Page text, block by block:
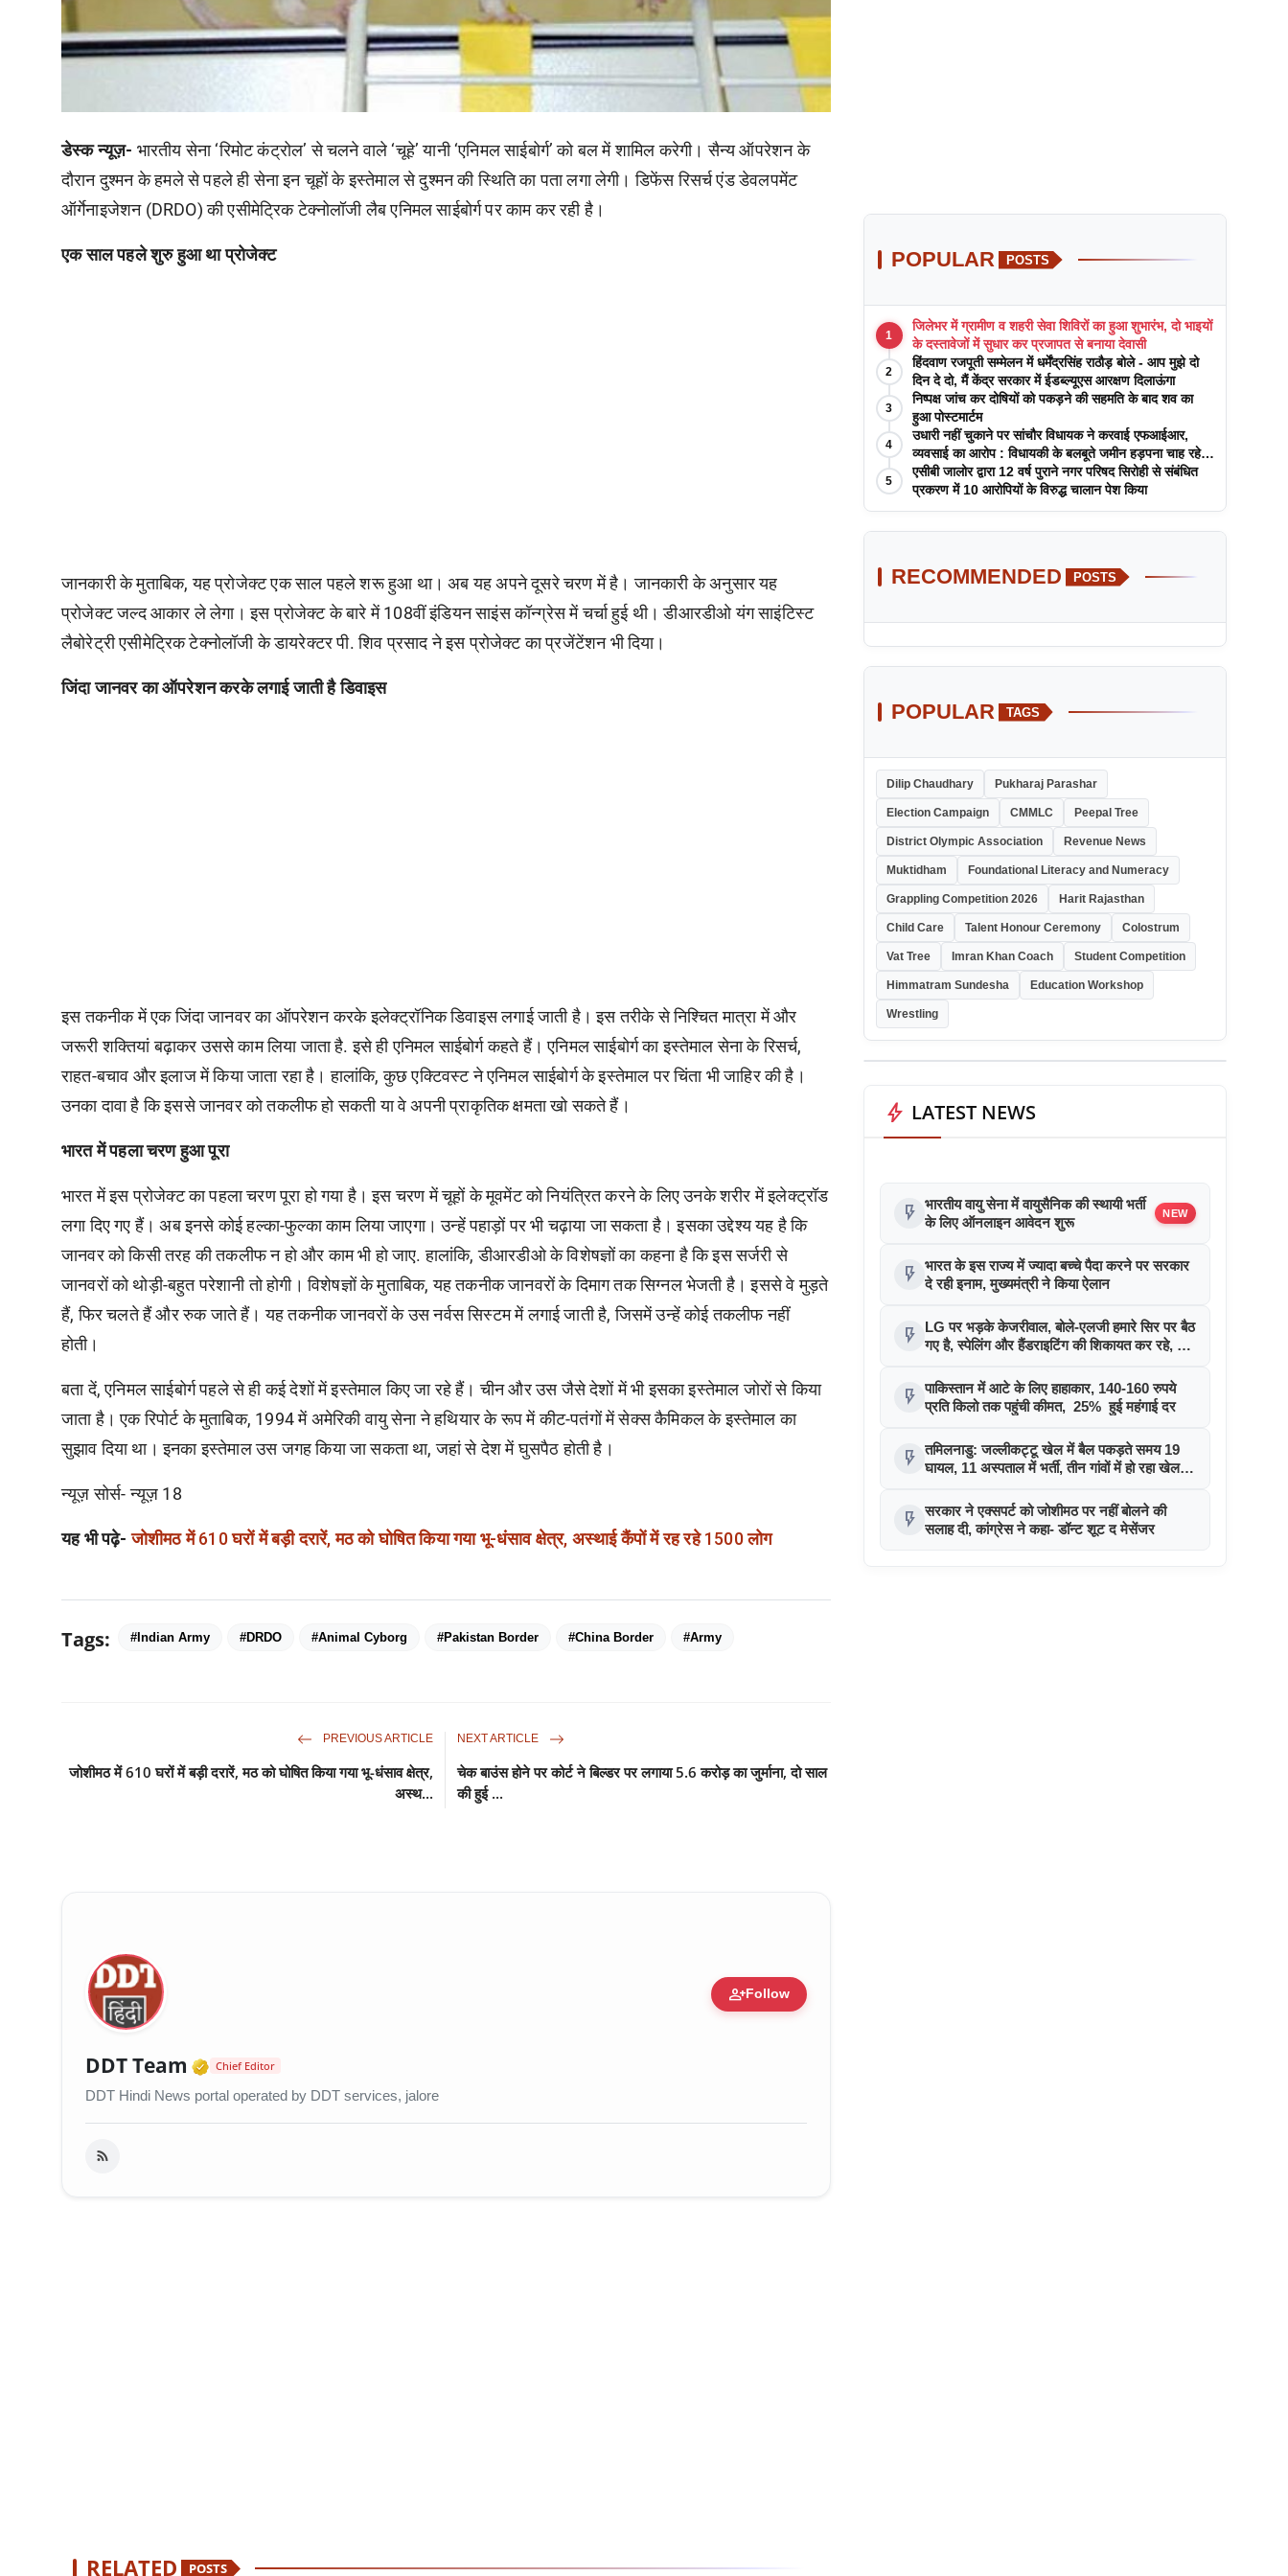
डेस्क न्यूज़- भारतीय सेना ‘रिमोट कंट्रोल’ से चलने वाले ‘चूहे’ यानी ‘एनिमल साईबोर्ग’ को बल में शामिल करेगी। सैन्य ऑपरेशन के
दौरान दुश्मन के हमले से पहले ही सेना इन चूहों के इस्तेमाल से दुश्मन की स्थिति का पता लगा लेगी। डिफेंस रिसर्च एंड डेवलपमेंट
ऑर्गेनाइजेशन (DRDO) की एसीमेट्रिक टेक्नोलॉजी लैब एनिमल साईबोर्ग पर काम कर रही है।
एक साल पहले शुरु हुआ था प्रोजेक्ट
जानकारी के मुताबिक, यह प्रोजेक्ट एक साल पहले शरू हुआ था। अब यह अपने दूसरे चरण में है। जानकारी के अनुसार यह
प्रोजेक्ट जल्द आकार ले लेगा। इस प्रोजेक्ट के बारे में 108वीं इंडियन साइंस कॉन्ग्रेस में चर्चा हुई थी। डीआरडीओ यंग साइंटिस्ट
लैबोरेट्री एसीमेट्रिक टेक्नोलॉजी के डायरेक्टर पी. शिव प्रसाद ने इस प्रोजेक्ट का प्रजेंटेंशन भी दिया।
जिंदा जानवर का ऑपरेशन करके लगाई जाती है डिवाइस
इस तकनीक में एक जिंदा जानवर का ऑपरेशन करके इलेक्ट्रॉनिक डिवाइस लगाई जाती है। इस तरीके से निश्चित मात्रा में और
जरूरी शक्तियां बढ़ाकर उससे काम लिया जाता है. इसे ही एनिमल साईबोर्ग कहते हैं। एनिमल साईबोर्ग का इस्तेमाल सेना के रिसर्च,
राहत-बचाव और इलाज में किया जाता रहा है। हालांकि, कुछ एक्टिवस्ट ने एनिमल साईबोर्ग के इस्तेमाल पर चिंता भी जाहिर की है।
उनका दावा है कि इससे जानवर को तकलीफ हो सकती या वे अपनी प्राकृतिक क्षमता खो सकते हैं।
भारत में पहला चरण हुआ पूरा
भारत में इस प्रोजेक्ट का पहला चरण पूरा हो गया है। इस चरण में चूहों के मूवमेंट को नियंत्रित करने के लिए उनके शरीर में इलेक्ट्रॉड
लगा दिए गए हैं। अब इनसे कोई हल्का-फुल्का काम लिया जाएगा। उन्हें पहाड़ों पर भी चढ़ाया जा सकता है। इसका उद्देश्य यह है कि
जानवर को किसी तरह की तकलीफ न हो और काम भी हो जाए. हालांकि, डीआरडीओ के विशेषज्ञों का कहना है कि इस सर्जरी से
जानवरों को थोड़ी-बहुत परेशानी तो होगी। विशेषज्ञों के मुताबिक, यह तकनीक जानवरों के दिमाग तक सिग्नल भेजती है। इससे वे मुड़ते
हैं, फिर चलते हैं और रुक जाते हैं। यह तकनीक जानवरों के उस नर्वस सिस्टम में लगाई जाती है, जिसमें उन्हें कोई तकलीफ नहीं
होती।
बता दें, एनिमल साईबोर्ग पहले से ही कई देशों में इस्तेमाल किए जा रहे हैं। चीन और उस जैसे देशों में भी इसका इस्तेमाल जोरों से किया
जाता है। एक रिपोर्ट के मुताबिक, 1994 में अमेरिकी वायु सेना ने हथियार के रूप में कीट-पतंगों में सेक्स कैमिकल के इस्तेमाल का
सुझाव दिया था। इनका इस्तेमाल उस जगह किया जा सकता था, जहां से देश में घुसपैठ होती है।
न्यूज़ सोर्स- न्यूज़ 18
यह भी पढ़े-जोशीमठ में 610 घरों में बड़ी दरारें, मठ को घोषित किया गया भू-धंसाव क्षेत्र, अस्थाई कैंपों में रह रहे 1500 लोग
Tags: #Indian Army #DRDO #Animal Cyborg #Pakistan Border #China Border #Army
PREVIOUS ARTICLE
जोशीमठ में 610 घरों में बड़ी दरारें, मठ को घोषित किया गया भू-धंसाव क्षेत्र,
अस्थ...
NEXT ARTICLE
चेक बाउंस होने पर कोर्ट ने बिल्डर पर लगाया 5.6 करोड़ का जुर्माना, दो साल
की हुई ...
person_addFollow
DDT Team Verified Media or Organization • 01 Aug, 2026
Chief Editor
DDT Hindi News portal operated by DDT services, jalore
RELATED POSTS
POPULAR POSTS
1
जिलेभर में ग्रामीण व शहरी सेवा शिविरों का हुआ शुभारंभ, दो भाइयों
के दस्तावेजों में सुधार कर प्रजापत से बनाया देवासी
2
हिंदवाण रजपूती सम्मेलन में धर्मेंद्रसिंह राठौड़ बोले - आप मुझे दो
दिन दे दो, मैं केंद्र सरकार में ईडब्ल्यूएस आरक्षण दिलाऊंगा
3
निष्पक्ष जांच कर दोषियों को पकड़ने की सहमति के बाद शव का
हुआ पोस्टमार्टम
4
उधारी नहीं चुकाने पर सांचौर विधायक ने करवाई एफआईआर,
व्यवसाई का आरोप : विधायकी के बलबूते जमीन हड़पना चाह रहे
सांचौर MLA जीवाराम !
5
एसीबी जालोर द्वारा 12 वर्ष पुराने नगर परिषद सिरोही से संबंधित
प्रकरण में 10 आरोपियों के विरुद्ध चालान पेश किया
RECOMMENDED POSTS
POPULAR TAGS
Dilip Chaudhary Pukharaj Parashar
Election Campaign CMMLC Peepal Tree
District Olympic Association Revenue News
Muktidham Foundational Literacy and Numeracy
Grappling Competition 2026 Harit Rajasthan
Child Care Talent Honour Ceremony Colostrum
Vat Tree Imran Khan Coach Student Competition
Himmatram Sundesha Education Workshop
Wrestling
bolt LATEST NEWS
flash_on भारतीय वायु सेना में वायुसैनिक की स्थायी भर्ती
के लिए ऑनलाइन आवेदन शुरू
NEW
flash_on भारत के इस राज्य में ज्यादा बच्चे पैदा करने पर सरकार
दे रही इनाम, मुख्यमंत्री ने किया ऐलान
flash_on
LG पर भड़के केजरीवाल, बोले-एलजी हमारे सिर पर बैठ
गए है, स्पेलिंग और हैंडराइटिंग की शिकायत कर रहे, वो
flash_on पाकिस्तान में आटे के लिए हाहाकार, 140-160 रुपये
प्रति किलो तक पहुंची कीमत, 25% हुई महंगाई दर
flash_on तमिलनाडु: जल्लीकट्टू खेल में बैल पकड़ते समय 19
घायल, 11 अस्पताल में भर्ती, तीन गांवों में हो रहा खेल
flash_on सरकार ने एक्सपर्ट को जोशीमठ पर नहीं बोलने की
सलाह दी, कांग्रेस ने कहा- डॉन्ट शूट द मेसेंजर